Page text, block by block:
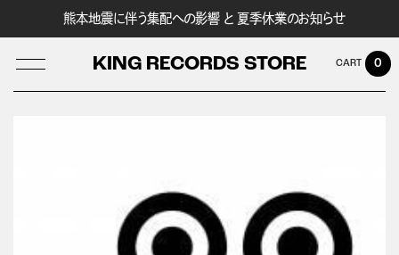
熊本地震に伴う集配への影響 と 夏季休業のお知らせ
KING RECORDS STORE 0